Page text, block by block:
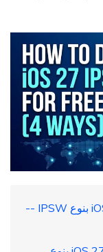
الجزء 1: تنزيل ملف تحديث iOS 27 beta بنوع IPSW --